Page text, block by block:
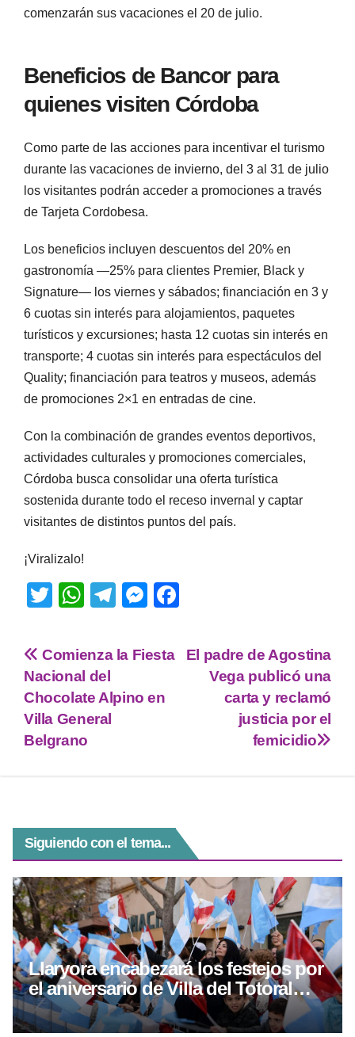
comenzarán sus vacaciones el 20 de julio.
Beneficios de Bancor para
quienes visiten Córdoba
Como parte de las acciones para incentivar el turismo
durante las vacaciones de invierno, del 3 al 31 de julio
los visitantes podrán acceder a promociones a través
de Tarjeta Cordobesa.
Los beneficios incluyen descuentos del 20% en
gastronomía —25% para clientes Premier, Black y
Signature— los viernes y sábados; financiación en 3 y
6 cuotas sin interés para alojamientos, paquetes
turísticos y excursiones; hasta 12 cuotas sin interés en
transporte; 4 cuotas sin interés para espectáculos del
Quality; financiación para teatros y museos, además
de promociones 2×1 en entradas de cine.
Con la combinación de grandes eventos deportivos,
actividades culturales y promociones comerciales,
Córdoba busca consolidar una oferta turística
sostenida durante todo el receso invernal y captar
visitantes de distintos puntos del país.
¡Viralizalo!
T
tt
er
W
at
s
A
p
p
T
e
a
M
ss
n
c
El padre de Agostina
Vega publicó una
carta y reclamó
justicia por el
femicidio
Comienza la Fiesta
Nacional del
Chocolate Alpino en
Villa General
Belgrano
Siguiendo con el tema...
Llaryora encabezará los festejos por
el aniversario de Villa del Totoral
con obras y una gira por el norte
cordobés